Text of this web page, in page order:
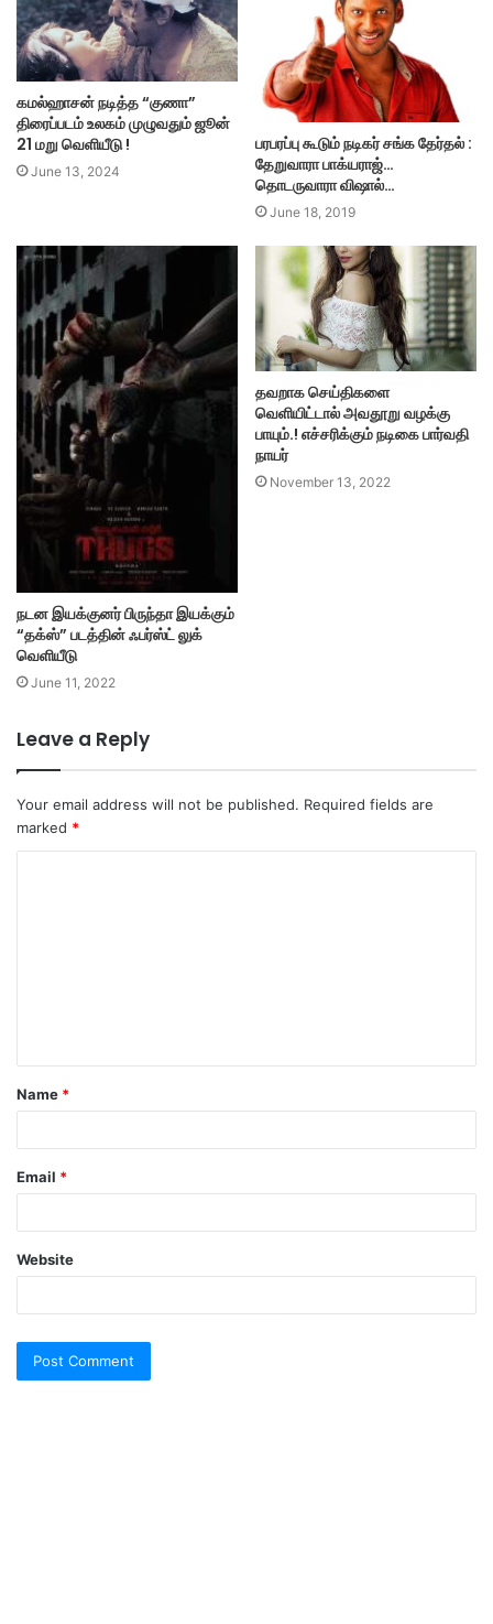
கமல்ஹாசன் நடித்த “குணா”
திரைப்படம் உலகம் முழுவதும் ஜூன்
21 மறு வெளியீடு !
June 13, 2024
பரபரப்பு கூடும் நடிகர் சங்க தேர்தல் :
தேறுவாரா பாக்யராஜ்…
தொடருவாரா விஷால்…
June 18, 2019
நடன இயக்குனர் பிருந்தா இயக்கும்
“தக்ஸ்” படத்தின் ஃபர்ஸ்ட் லுக்
வெளியீடு
June 11, 2022
தவறாக செய்திகளை
வெளியிட்டால் அவதூறு வழக்கு
பாயும்.! எச்சரிக்கும் நடிகை பார்வதி
நாயர்
November 13, 2022
Leave a Reply
Your email address will not be published. Required fields are
marked *
t
*
Name *
Email *
Website